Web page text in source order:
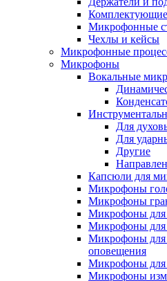
Комплектующие
Микрофонные
Чехлы и кейсы
Микрофонные
Микрофоны
Вокальные
Для
Для
Другие
Капсюли для
Микрофоны
Микрофоны
Микрофоны для
Микрофоны для
Микрофоны для
оповещения
Микрофоны для
Микрофоны